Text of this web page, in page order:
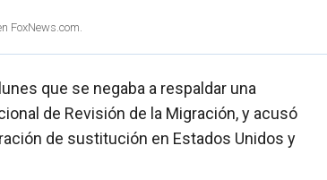
FoxNews.com.
que se negaba a respaldar una
de Revisión de la Migración, y acusó
de sustitución en Estados Unidos y